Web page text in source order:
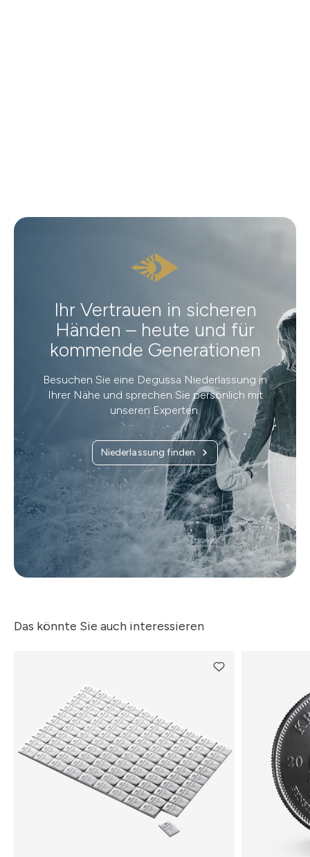
Ihr Vertrauen in sicheren
Händen – heute und für
kommende Generationen
Besuchen Sie eine Degussa Niederlassung in
Ihrer Nähe und sprechen Sie persönlich mit
unseren Experten.
Niederlassung finden
Das könnte Sie auch interessieren